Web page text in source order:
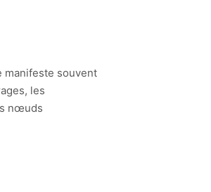
manifeste souvent
les
nœuds